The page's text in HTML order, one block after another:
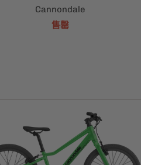
Cannondale
售罄